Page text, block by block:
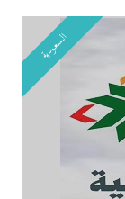
السعودية